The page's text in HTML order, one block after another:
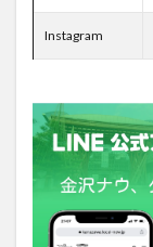
Instagram